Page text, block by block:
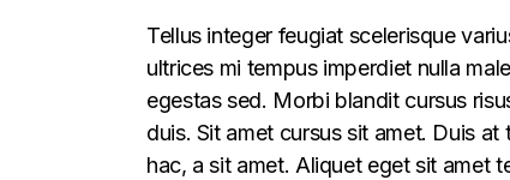
Tellus integer feugiat scelerisque
ultrices mi tempus imperdiet nulla
egestas sed. Morbi blandit cursus
duis. Sit amet cursus sit amet. Duis
hac, a sit amet. Aliquet eget sit amet